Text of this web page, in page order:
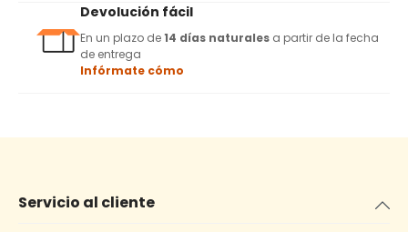
Devolución fácil
En un plazo de14 días naturales a partir de la fecha
de entrega
Infórmate cómo
Servicio al cliente